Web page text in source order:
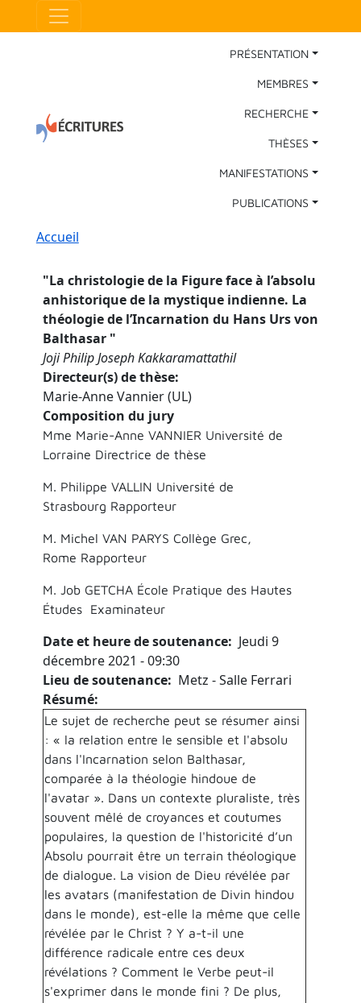
Aller au contenu principal
Main Navigation
PRÉSENTATION
MEMBRES
RECHERCHE
THÈSES
MANIFESTATIONS
PUBLICATIONS
Fil d'Ariane
Accueil
"La christologie de la Figure face à l’absolu
anhistorique de la mystique indienne. La
théologie de l’Incarnation du Hans Urs von
Balthasar"
Joji Philip Joseph Kakkaramattathil
Directeur(s) de thèse
Marie-Anne Vannier (UL)
Composition du jury
Mme Marie-Anne VANNIER Université de
Lorraine Directrice de thèse
M. Philippe VALLIN Université de
Strasbourg Rapporteur
M. Michel VAN PARYS Collège Grec,
Rome Rapporteur
M. Job GETCHA École Pratique des Hautes
Études Examinateur
Date et heure de soutenance
Jeudi 9
décembre 2021 - 09:30
Lieu de soutenance
Metz - Salle Ferrari
Résumé
Le sujet de recherche peut se résumer ainsi
: « la relation entre le sensible et l'absolu
dans l'Incarnation selon Balthasar,
comparée à la théologie hindoue de
l'avatar ». Dans un contexte pluraliste, très
souvent mêlé de croyances et coutumes
populaires, la question de l'historicité d’un
Absolu pourrait être un terrain théologique
de dialogue. La vision de Dieu révélée par
les avatars (manifestation de Divin hindou
dans le monde), est-elle la même que celle
révélée par le Christ ? Y a-t-il une
différence radicale entre ces deux
révélations ? Comment le Verbe peut-il
s'exprimer dans le monde fini ? De plus,
Panneau de gestion des cookies